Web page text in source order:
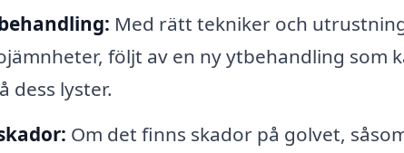
Med rätt tekniker och
följt av en ny ytbehandling som
dess lyster.
Om det finns skador på golvet,